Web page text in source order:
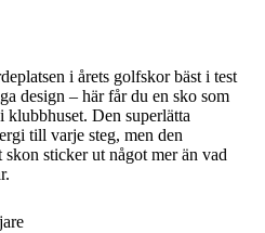
i årets golfskor bäst i test
design – här får du en sko som
klubbhuset. Den superlätta
till varje steg, men den
sticker ut något mer än vad